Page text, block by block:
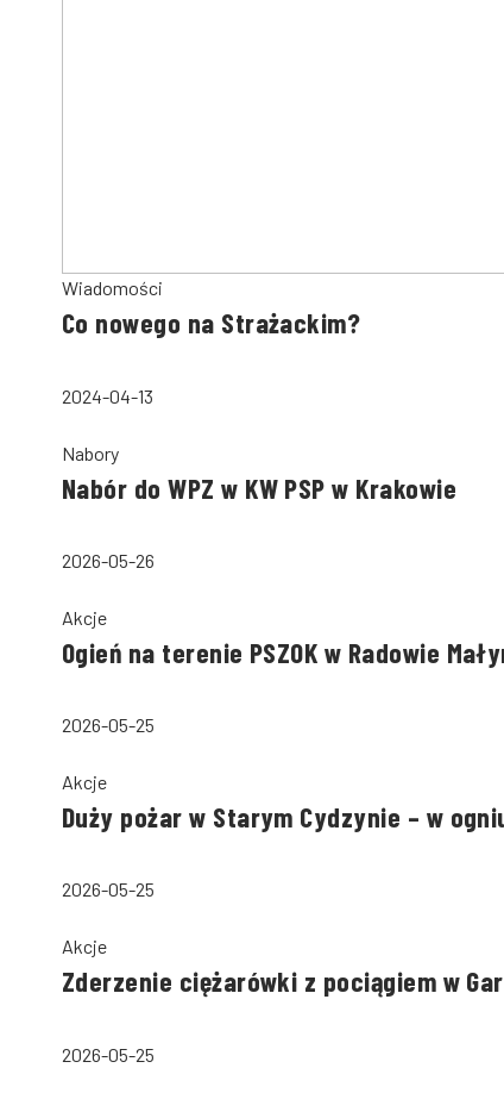
Wiadomości
Co nowego na Strażackim?
2024-04-13
Nabory
Nabór do WPZ w KW PSP w Krakowie
2026-05-26
Akcje
Ogień na terenie PSZOK w Radowie
2026-05-25
Akcje
Duży pożar w Starym Cydzynie – w
2026-05-25
Akcje
Zderzenie ciężarówki z pociągiem w
2026-05-25